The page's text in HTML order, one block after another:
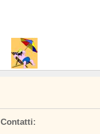
Contatti: